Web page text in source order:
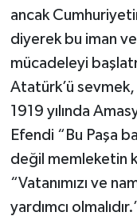
ancak
diyerek bu iman ve
mücadeleyi
Atatürk’ü sevmek,
1919 yılında
Efendi “Bu Paşa
değil memleketin
“Vatanımızı ve
yardımcı